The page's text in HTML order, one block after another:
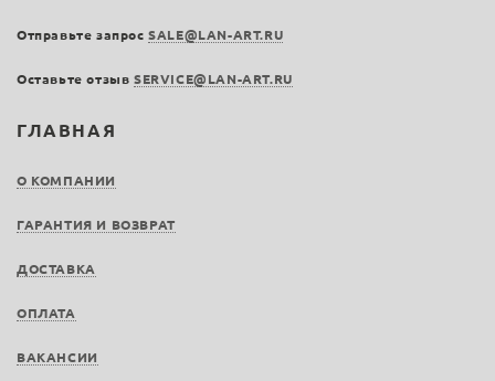
ГЛАВНАЯ
О КОМПАНИИ
ГАРАНТИЯ И ВОЗВРАТ
ДОСТАВКА
ОПЛАТА
ВАКАНСИИ
Отправьте запросSALE@LAN-ART.RU
Оставьте отзыв SERVICE@LAN-ART.RU